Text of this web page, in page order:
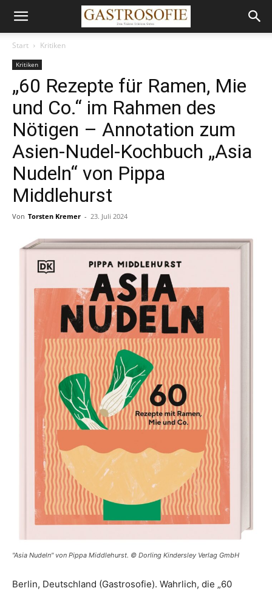
Start Kritiken
Kritiken
„60 Rezepte für Ramen, Mie
und Co.“ im Rahmen des
Nötigen – Annotation zum
Asien-Nudel-Kochbuch „Asia
Nudeln“ von Pippa
Middlehurst
Von Torsten Kremer - 23. Juli 2024
"Asia Nudeln" von Pippa Middlehurst. © Dorling Kindersley Verlag GmbH
Berlin, Deutschland (Gastrosofie). Wahrlich, die „60